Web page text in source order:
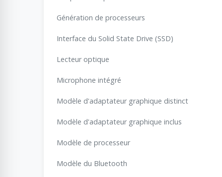
Génération de processeurs
Interface du Solid State Drive (SSD)
Lecteur optique
Microphone intégré
Modèle d'adaptateur graphique distinct
Modèle d'adaptateur graphique inclus
Modèle de processeur
Modèle du Bluetooth